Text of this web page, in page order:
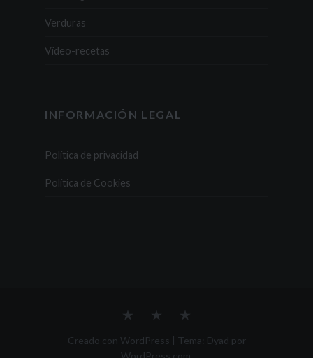
Verduras
Vídeo-recetas
INFORMACIÓN LEGAL
Política de privacidad
Política de Cookies
ESTA
YO,
ESTO
Recetas
Creado con WordPress | Tema: Dyad por
WordPress.com